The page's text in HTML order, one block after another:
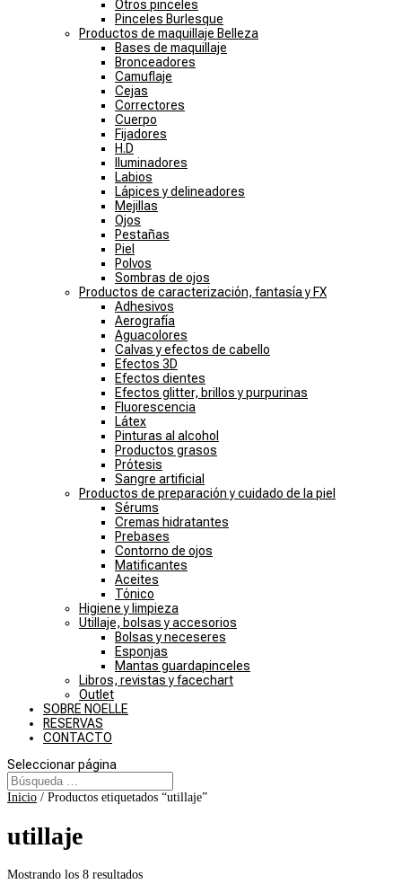
Otros pinceles
Pinceles Burlesque
Productos de maquillaje Belleza
Bases de maquillaje
Bronceadores
Camuflaje
Cejas
Correctores
Cuerpo
Fijadores
H.D
Iluminadores
Labios
Lápices y delineadores
Mejillas
Ojos
Pestañas
Piel
Polvos
Sombras de ojos
Productos de caracterización, fantasía y FX
Adhesivos
Aerografía
Aguacolores
Calvas y efectos de cabello
Efectos 3D
Efectos dientes
Efectos glitter, brillos y purpurinas
Fluorescencia
Látex
Pinturas al alcohol
Productos grasos
Prótesis
Sangre artificial
Productos de preparación y cuidado de la piel
Sérums
Cremas hidratantes
Prebases
Contorno de ojos
Matificantes
Aceites
Tónico
Higiene y limpieza
Utillaje, bolsas y accesorios
Bolsas y neceseres
Esponjas
Mantas guardapinceles
Libros, revistas y facechart
Outlet
SOBRE NOELLE
RESERVAS
CONTACTO
Seleccionar página
Inicio / Productos etiquetados “utillaje”
utillaje
Mostrando los 8 resultadosOrdenado